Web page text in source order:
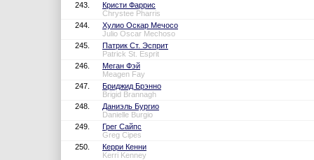
243.
Кристи Фаррис
Chrystee Pharris
244.
Хулио Оскар Мечосо
Julio Oscar Mechoso
245.
Патрик Ст. Эсприт
Patrick St. Esprit
246.
Меган Фэй
Meagen Fay
247.
Бриджид Брэнно
Brigid Brannagh
248.
Даниэль Бургио
Danielle Burgio
249.
Грег Сайпс
Greg Cipes
250.
Керри Кенни
Kerri Kenney